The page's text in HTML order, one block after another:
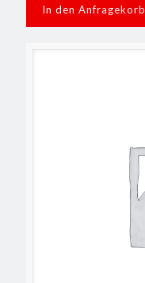
In den Anfragekorb